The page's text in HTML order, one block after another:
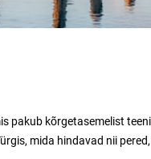
pakub kõrgetasemelist
mida hindavad nii